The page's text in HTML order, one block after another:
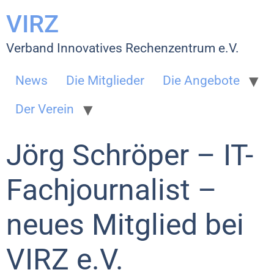
VIRZ
Verband Innovatives Rechenzentrum e.V.
News Die Mitglieder
Die Angebote
Der Verein
Jörg Schröper – IT-
Fachjournalist –
neues Mitglied bei
VIRZ e.V.